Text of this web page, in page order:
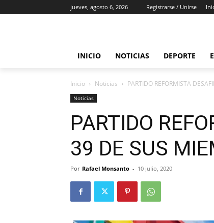
jueves, agosto 6, 2026 Registrarse / Unirse
INICIO NOTICIAS DEPORTE
Inicio Noticias PARTIDO REFORMISTA
Noticias
PARTIDO
39 DE SUS
Por Rafael Monsanto - 10 julio, 2020